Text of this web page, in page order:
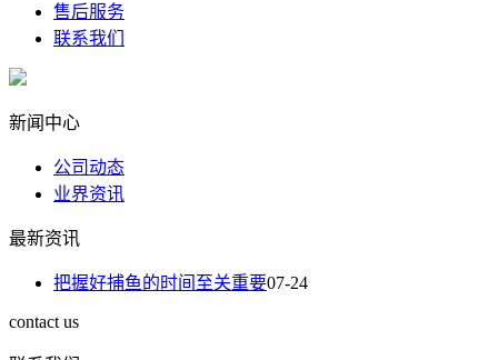
售后服务
联系我们
新闻中心
公司动态
业界资讯
最新资讯
把握好捕鱼的时间至关重要07-24
contact us